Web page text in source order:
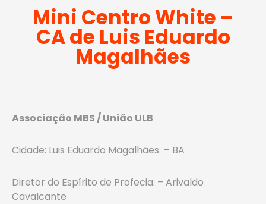
Mini Centro White –
CA de Luis Eduardo
Magalhães
Associação MBS / União ULB
Cidade: Luis Eduardo Magalhães – BA
Diretor do Espírito de Profecia: – Arivaldo
Cavalcante